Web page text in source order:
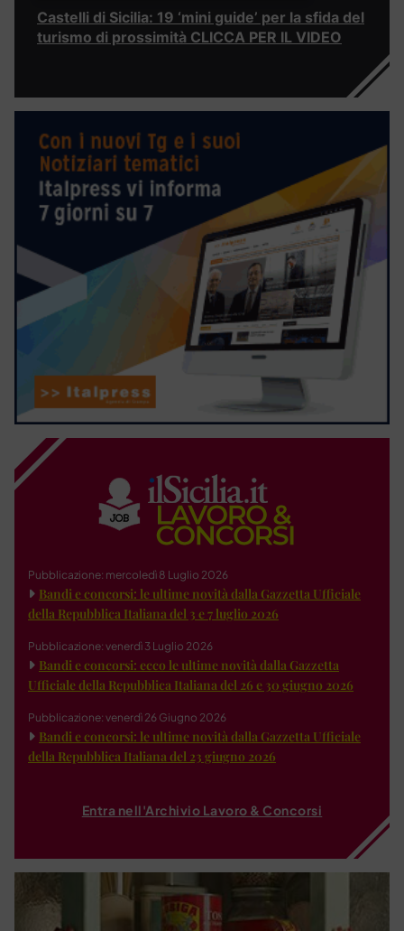
Castelli di Sicilia: 19 ‘mini guide’ per la sfida del
turismo di prossimità CLICCA PER IL VIDEO
Pubblicazione: mercoledì 8 Luglio 2026
Bandi e concorsi: le ultime novità dalla Gazzetta Ufficiale
della Repubblica Italiana del 3 e 7 luglio 2026
Pubblicazione: venerdì 3 Luglio 2026
Bandi e concorsi: ecco le ultime novità dalla Gazzetta
Ufficiale della Repubblica Italiana del 26 e 30 giugno 2026
Pubblicazione: venerdì 26 Giugno 2026
Bandi e concorsi: le ultime novità dalla Gazzetta Ufficiale
della Repubblica Italiana del 23 giugno 2026
Entra nell'Archivio Lavoro & Concorsi